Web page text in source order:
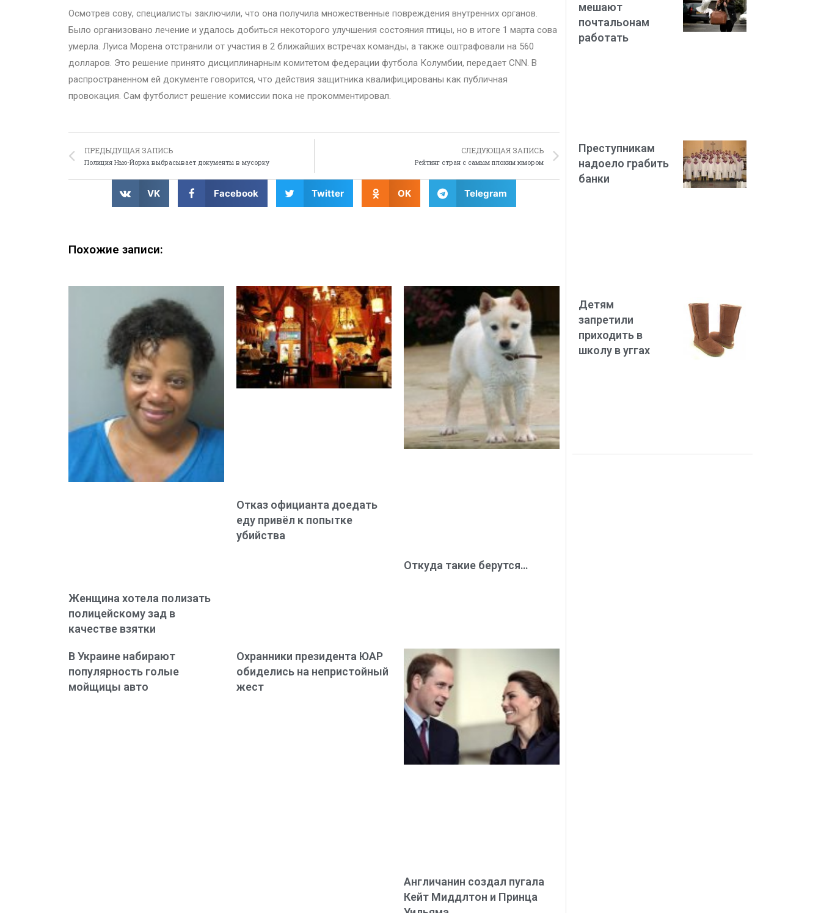
Осмотрев сову, специалисты заключили, что она получила множественные повреждения внутренних органов.
Было организовано лечение и удалось добиться некоторого улучшения состояния птицы, но в итоге 1 марта сова
умерла. Луиса Морена отстранили от участия в 2 ближайших встречах команды, а также оштрафовали на 560
долларов. Это решение принято дисциплинарным комитетом федерации футбола Колумбии, передает CNN. В
распространенном ей документе говорится, что действия защитника квалифицированы как публичная
провокация. Сам футболист решение комиссии пока не прокомментировал.
ПРЕДЫДУЩАЯ ЗАПИСЬ
Полиция Нью-Йорка выбрасывает документы в мусорку
СЛЕДУЮЩАЯ ЗАПИСЬ
Рейтинг стран с самым плохим юмором
VK Facebook Twitter OK Telegram
Похожие записи:
Женщина хотела полизать
полицейскому зад в
качестве взятки
Отказ официанта доедать
еду привёл к попытке
убийства
Откуда такие берутся…
В Украине набирают
популярность голые
мойщицы авто
Охранники президента ЮАР
обиделись на непристойный
жест
Англичанин создал пугала
Кейт Миддлтон и Принца
мешают
почтальонам
работать
Преступникам
надоело грабить
банки
Детям
запретили
приходить в
школу в уггах